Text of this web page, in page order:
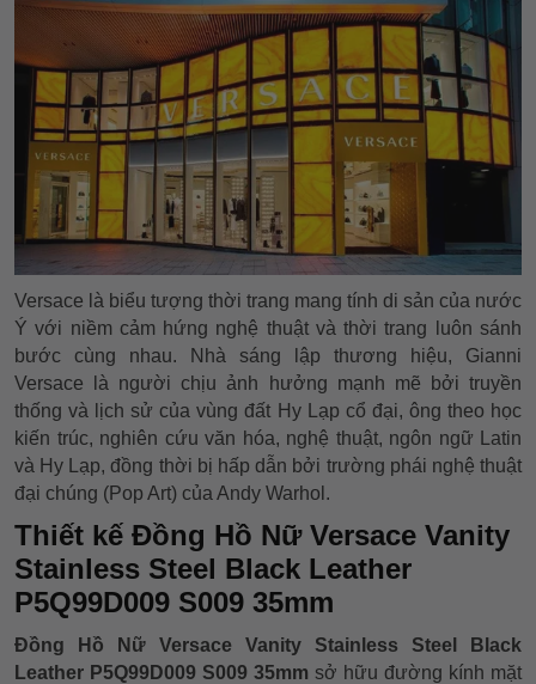
Versace là biểu tượng thời trang mang tính di sản của nước
Ý với niềm cảm hứng nghệ thuật và thời trang luôn sánh
bước cùng nhau. Nhà sáng lập thương hiệu, Gianni
Versace là người chịu ảnh hưởng mạnh mẽ bởi truyền
thống và lịch sử của vùng đất Hy Lạp cổ đại, ông theo học
kiến trúc, nghiên cứu văn hóa, nghệ thuật, ngôn ngữ Latin
và Hy Lạp, đồng thời bị hấp dẫn bởi trường phái nghệ thuật
đại chúng (Pop Art) của Andy Warhol.
Thiết kế Đồng Hồ Nữ Versace Vanity
Stainless Steel Black Leather
P5Q99D009 S009 35mm
Đồng Hồ Nữ Versace Vanity Stainless Steel Black
Leather P5Q99D009 S009 35mm sở hữu đường kính mặt